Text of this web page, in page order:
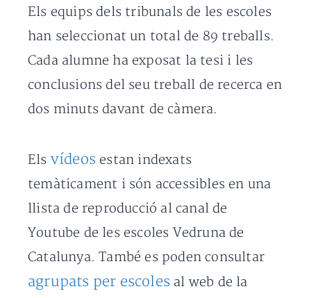
Els equips dels tribunals de les escoles
han seleccionat un total de 89 treballs.
Cada alumne ha exposat la tesi i les
conclusions del seu treball de recerca en
dos minuts davant de càmera.
Els vídeos estan indexats
temàticament i són accessibles en una
llista de reproducció al canal de
Youtube de les escoles Vedruna de
Catalunya. També es poden consultar
agrupats per escoles al web de la